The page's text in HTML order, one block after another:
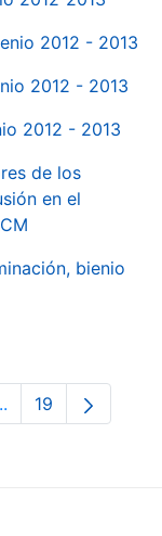
2012 - 2013
2012 - 2013
2012 - 2013
de los
en el
bienio
TAB to navigate.
Intermediate
Page
19